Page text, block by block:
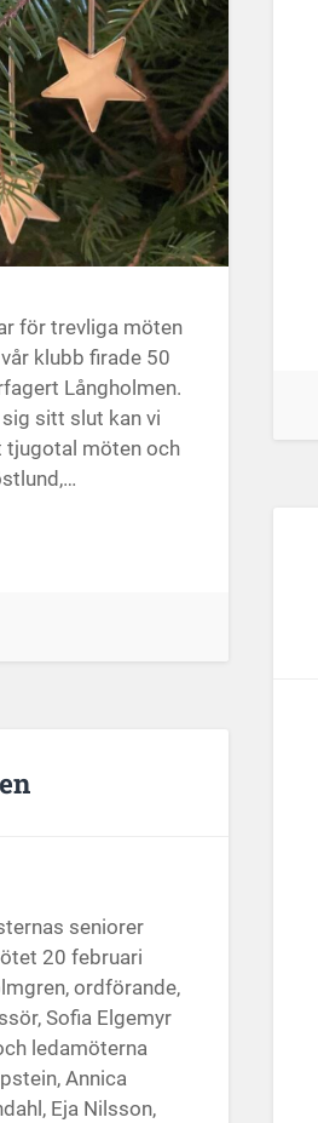
för trevliga möten
klubb firade 50
Långholmen.
sitt slut kan vi
tjugotal möten och
seniorer
20 februari
ordförande,
Sofia Elgemyr
ledamöterna
Annica
Eja Nilsson,